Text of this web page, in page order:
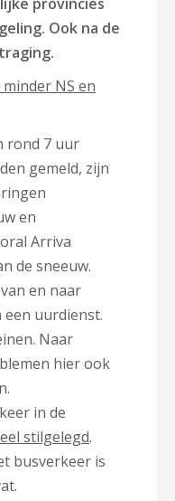
Ook na de
NS en
rond 7 uur
gemeld, zijn
en
Arriva
de sneeuw.
en naar
uurdienst.
Naar
hier ook
in de
stilgelegd.
busverkeer is